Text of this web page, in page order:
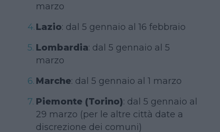
marzo
Lazio: dal 5 gennaio al 16 febbraio
Lombardia: dal 5 gennaio al 5
marzo
Marche: dal 5 gennaio al 1 marzo
Piemonte (Torino): dal 5 gennaio al
29 marzo (per le altre città date a
discrezione dei comuni)